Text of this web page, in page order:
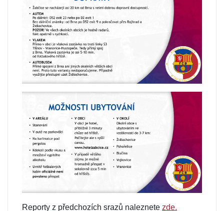
Reporty z předchozích srazů naleznete zde.